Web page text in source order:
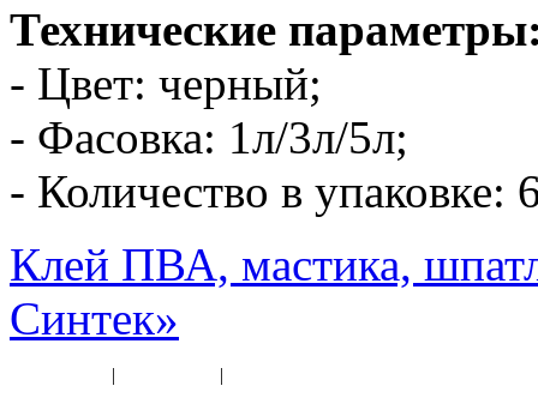
Технические
- Цвет: черный;
- Фасовка: 1л/3л/5л;
- Количество в упаковке:
Клей ПВА, мастика,
Синтек»
| |